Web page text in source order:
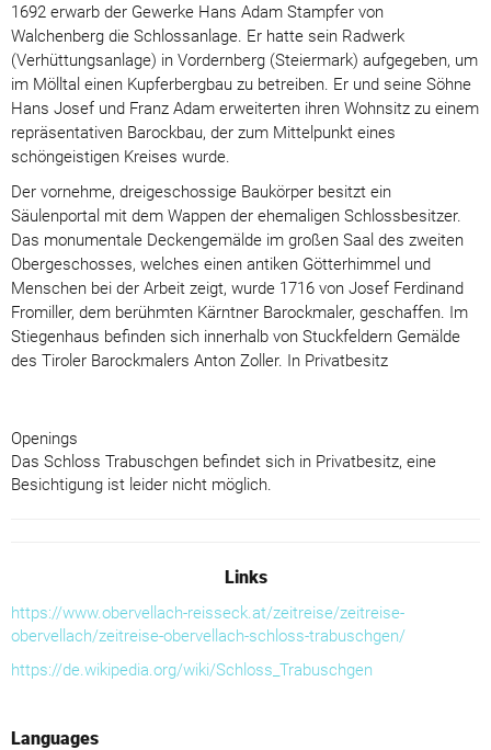
1692 erwarb der Gewerke Hans Adam Stampfer von
Walchenberg die Schlossanlage. Er hatte sein Radwerk
(Verhüttungsanlage) in Vordernberg (Steiermark) aufgegeben, um
im Mölltal einen Kupferbergbau zu betreiben. Er und seine Söhne
Hans Josef und Franz Adam erweiterten ihren Wohnsitz zu einem
repräsentativen Barockbau, der zum Mittelpunkt eines
schöngeistigen Kreises wurde.
Der vornehme, dreigeschossige Baukörper besitzt ein
Säulenportal mit dem Wappen der ehemaligen Schlossbesitzer.
Das monumentale Deckengemälde im großen Saal des zweiten
Obergeschosses, welches einen antiken Götterhimmel und
Menschen bei der Arbeit zeigt, wurde 1716 von Josef Ferdinand
Fromiller, dem berühmten Kärntner Barockmaler, geschaffen. Im
Stiegenhaus befinden sich innerhalb von Stuckfeldern Gemälde
des Tiroler Barockmalers Anton Zoller. In Privatbesitz
Openings
Das Schloss Trabuschgen befindet sich in Privatbesitz, eine
Besichtigung ist leider nicht möglich.
Links
https://www.obervellach-reisseck.at/zeitreise/zeitreise-
obervellach/zeitreise-obervellach-schloss-trabuschgen/
https://de.wikipedia.org/wiki/Schloss_Trabuschgen
Languages